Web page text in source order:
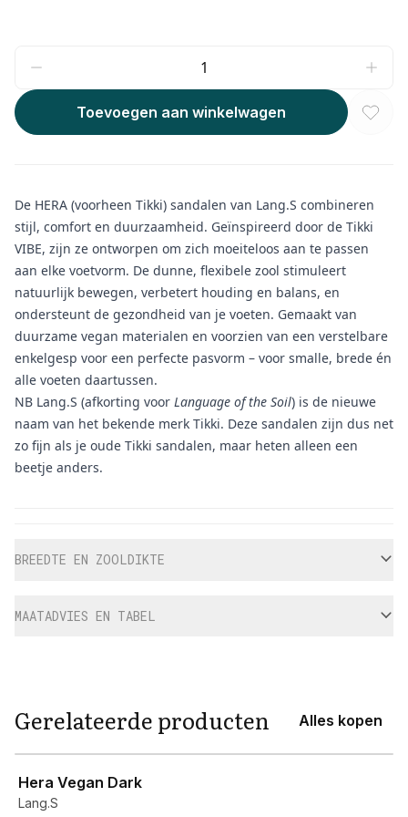
Toevoegen aan winkelwagen
De HERA (voorheen Tikki) sandalen van Lang.S combineren
stijl, comfort en duurzaamheid. Geïnspireerd door de Tikki
VIBE, zijn ze ontworpen om zich moeiteloos aan te passen
aan elke voetvorm. De dunne, flexibele zool stimuleert
natuurlijk bewegen, verbetert houding en balans, en
ondersteunt de gezondheid van je voeten. Gemaakt van
duurzame vegan materialen en voorzien van een verstelbare
enkelgesp voor een perfecte pasvorm – voor smalle, brede én
alle voeten daartussen.
NB Lang.S (afkorting voor Language of the Soil) is de nieuwe
naam van het bekende merk Tikki. Deze sandalen zijn dus net
zo fijn als je oude Tikki sandalen, maar heten alleen een
beetje anders.
BREEDTE EN ZOOLDIKTE
MAATADVIES EN TABEL
Gerelateerde producten Alles kopen
Hera Vegan Dark
Lang.S